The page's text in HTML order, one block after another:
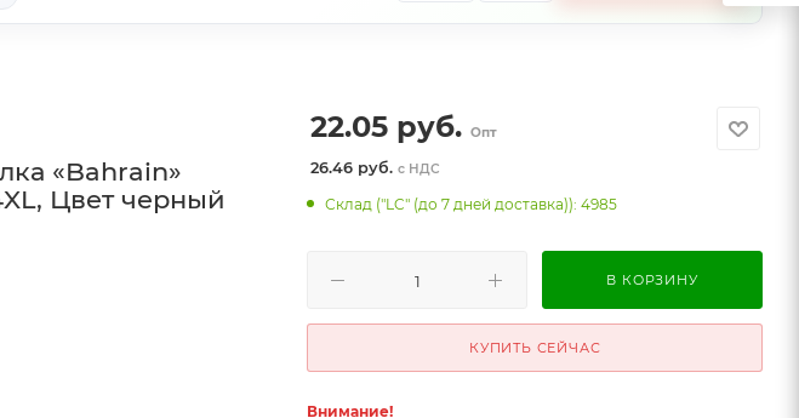
«Bahrain»
Цвет черный
22.05 руб. Опт
26.46 руб.с НДС
Склад ("LC" (до 7 дней доставка)): 4985
В КОРЗИНУ
КУПИТЬ СЕЙЧАС
Внимание!